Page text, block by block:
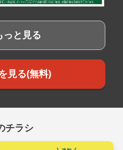
っと見る
見る(無料)
チラシ